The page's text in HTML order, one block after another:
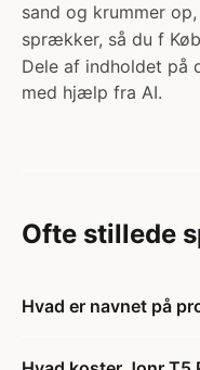
sand og krummer
sprækker, så du f
Dele af indholdet på
med hjælp fra AI.
Ofte stillede
Hvad er navnet på